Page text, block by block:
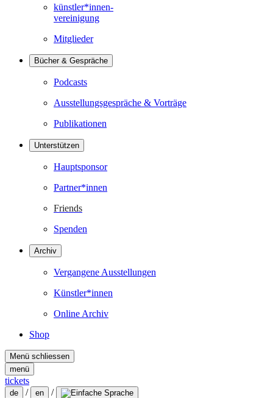
künstler*innen-
vereinigung
Mitglieder
Bücher & Gespräche
Podcasts
Ausstellungsgespräche & Vorträge
Publikationen
Unterstützen
Hauptsponsor
Partner*innen
Friends
Spenden
Archiv
Vergangene Ausstellungen
Künstler*innen
Online Archiv
Shop
Menü schliessen
menü
tickets
de / en /